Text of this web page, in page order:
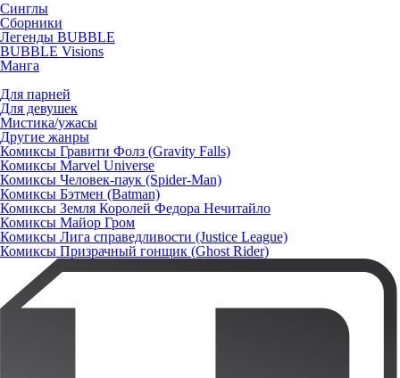
Синглы
Сборники
Легенды BUBBLE
BUBBLE Visions
Манга
Для парней
Для девушек
Мистика/ужасы
Другие жанры
Комиксы Гравити Фолз (Gravity Falls)
Комиксы Marvel Universe
Комиксы Человек-паук (Spider-Man)
Комиксы Бэтмен (Batman)
Комиксы Земля Королей Федора Нечитайло
Комиксы Майор Гром
Комиксы Лига справедливости (Justice League)
Комиксы Призрачный гонщик (Ghost Rider)